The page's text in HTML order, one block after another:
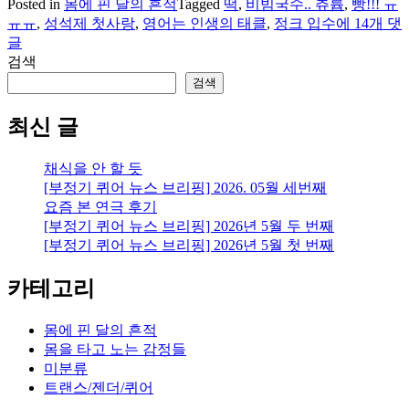
Posted in 몸에 핀 달의 흔적Tagged 떡, 비빔국수.. 츄륩, 빵!!! ㅠ
ㅠㅠ, 성석제 첫사랑, 영어는 인생의 태클, 정크 입수일
에 14개 댓
글
검색
검색
최신 글
채식을 안 할 듯
[부정기 퀴어 뉴스 브리핑] 2026. 05월 세번째
요즘 본 연극 후기
[부정기 퀴어 뉴스 브리핑] 2026년 5월 두 번째
[부정기 퀴어 뉴스 브리핑] 2026년 5월 첫 번째
카테고리
몸에 핀 달의 흔적
몸을 타고 노는 감정들
미분류
트랜스/젠더/퀴어